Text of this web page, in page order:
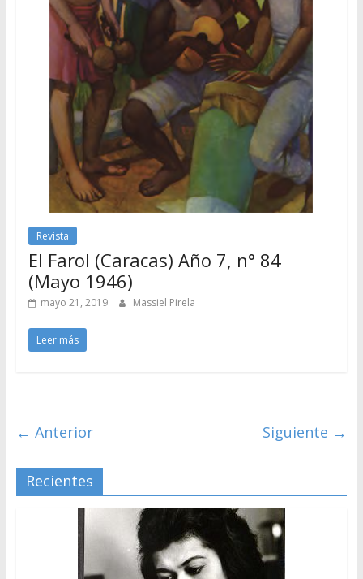
Revista
El Farol (Caracas) Año 7, n° 84
(Mayo 1946)
mayo 21, 2019 Massiel Pirela
Leer más
Siguiente →
← Anterior
Recientes